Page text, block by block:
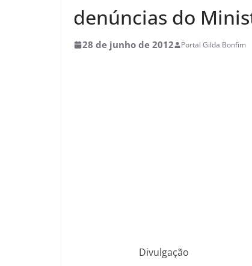
denúncias do
28 de junho de 2012 Portal Gilda Bonfim
Divulgação